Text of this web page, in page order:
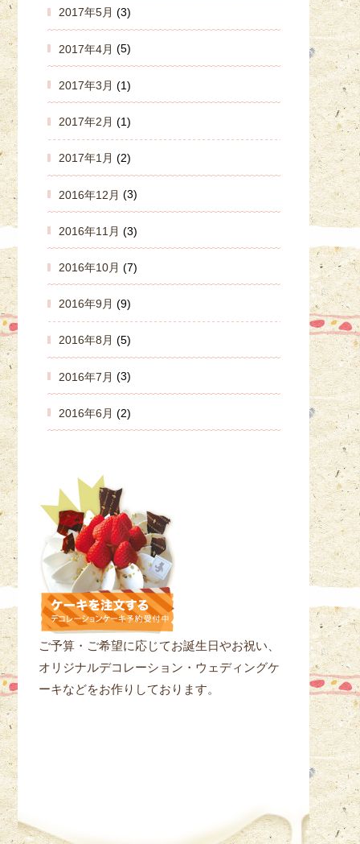
2017年5月 (3)
2017年4月 (5)
2017年3月 (1)
2017年2月 (1)
2017年1月 (2)
2016年12月 (3)
2016年11月 (3)
2016年10月 (7)
2016年9月 (9)
2016年8月 (5)
2016年7月 (3)
2016年6月 (2)
ご予算・ご希望に応じてお誕生日やお祝い、
オリジナルデコレーション・ウェディングケ
ーキなどをお作りしております。